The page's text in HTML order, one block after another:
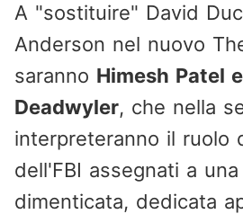
A "sostituire" David
Anderson nel nuovo
saranno Himesh Patel
Deadwyler, che nella
interpreteranno il ruolo
dell'FBI assegnati a
dimenticata, dedicata